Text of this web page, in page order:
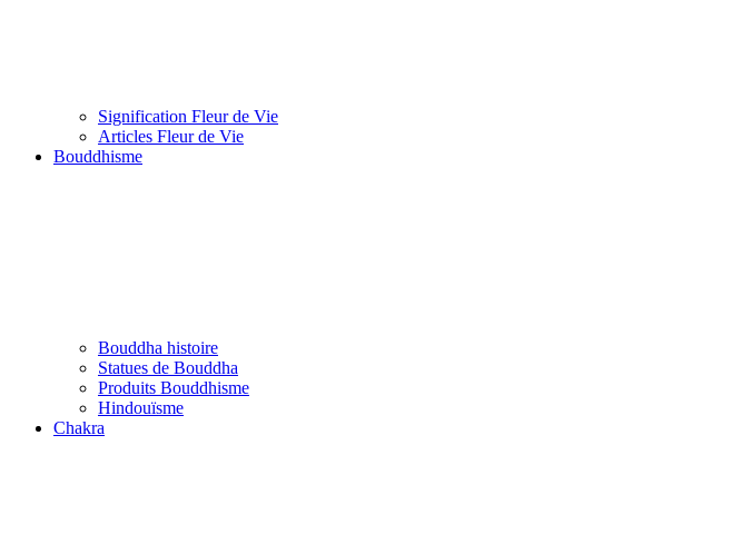
Signification Fleur de Vie
Articles Fleur de Vie
Bouddhisme
Bouddha histoire
Statues de Bouddha
Produits Bouddhisme
Hindouïsme
Chakra